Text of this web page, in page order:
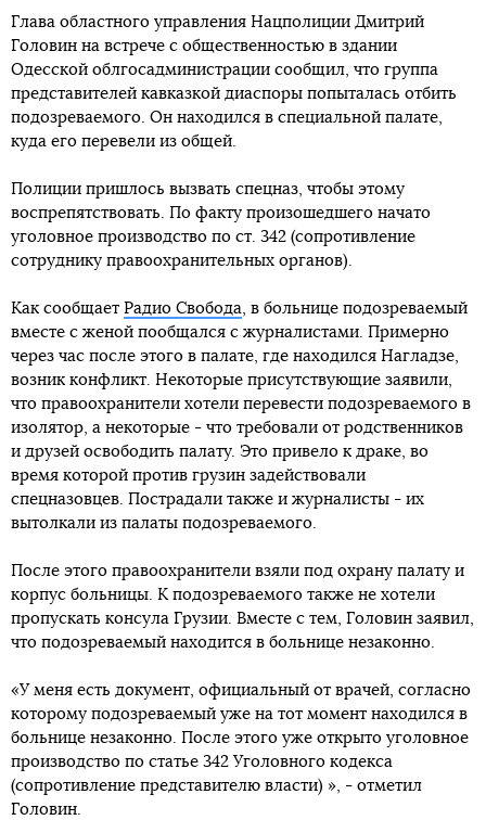
Глава областного управления Нацполиции Дмитрий
Головин на встрече с общественностью в здании
Одесской облгосадминистрации сообщил, что группа
представителей кавказкой диаспоры попыталась отбить
подозреваемого. Он находился в специальной палате,
куда его перевели из общей.
Полиции пришлось вызвать спецназ, чтобы этому
воспрепятствовать. По факту произошедшего начато
уголовное производство по ст. 342 (сопротивление
сотруднику правоохранительных органов).
Как сообщает Радио Свобода, в больнице подозреваемый
вместе с женой пообщался с журналистами. Примерно
через час после этого в палате, где находился Нагладзе,
возник конфликт. Некоторые присутствующие заявили,
что правоохранители хотели перевести подозреваемого в
изолятор, а некоторые - что требовали от родственников
и друзей освободить палату. Это привело к драке, во
время которой против грузин задействовали
спецназовцев. Пострадали также и журналисты - их
вытолкали из палаты подозреваемого.
После этого правоохранители взяли под охрану палату и
корпус больницы. К подозреваемого также не хотели
пропускать консула Грузии. Вместе с тем, Головин заявил,
что подозреваемый находится в больнице незаконно.
«У меня есть документ, официальный от врачей, согласно
которому подозреваемый уже на тот момент находился в
больнице незаконно. После этого уже открыто уголовное
производство по статье 342 Уголовного кодекса
(сопротивление представителю власти) », - отметил
Головин.